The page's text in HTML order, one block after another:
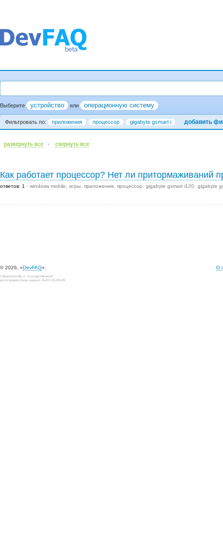
Выберите устройство или операционную систему
Фильтровать по: приложения процессор gigabyte gsmart i добавить
развернуть все · cвернуть все
Как работает процессор? Нет ли притормаживаний
ответов: 1 windows mobile игры приложения процессор gigabyte gsmart i120 gigabyte
© 2026, «DevFAQ». О
Свидетельство о государственной
регистрации базы данных №2012620649.